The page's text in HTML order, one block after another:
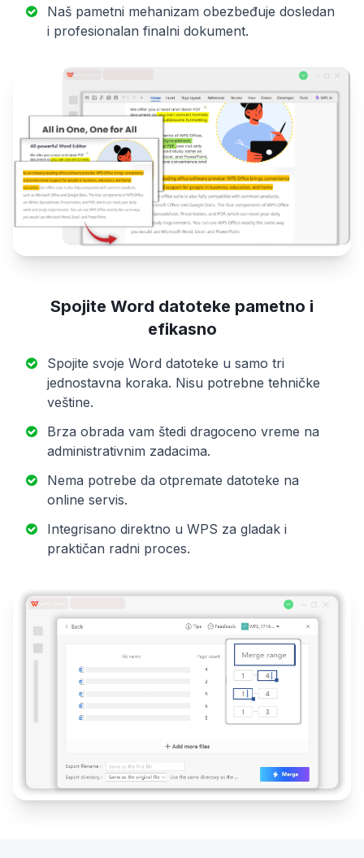
Naš pametni mehanizam obezbeđuje dosledan
i profesionalan finalni dokument.
Spojite Word datoteke pametno i
efikasno
Spojite svoje Word datoteke u samo tri
jednostavna koraka. Nisu potrebne tehničke
veštine.
Brza obrada vam štedi dragoceno vreme na
administrativnim zadacima.
Nema potrebe da otpremate datoteke na
online servis.
Integrisano direktno u WPS za gladak i
praktičan radni proces.